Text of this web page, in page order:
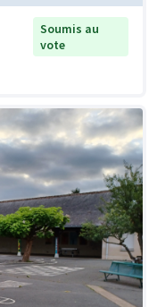
Soumis au
vote